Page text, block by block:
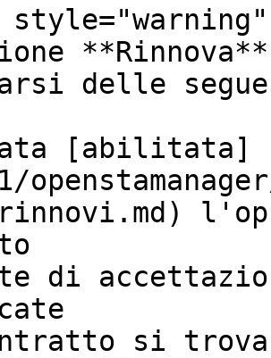
delle
[abilitata]
di
si trova